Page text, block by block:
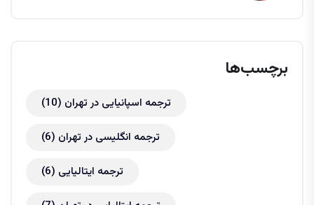
برچسب‌ها
ترجمه اسپانیایی در تهران (10)
ترجمه انگلیسی در تهران (6)
ترجمه ایتالیایی (6)